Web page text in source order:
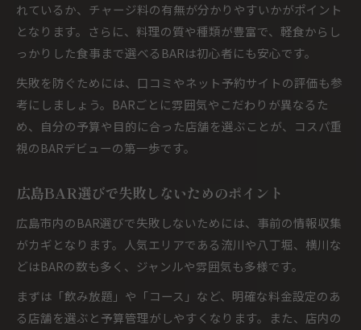
れているか、チャージ料の有無が分かりやすいかがポイント
となります。さらに、料理の質や種類が豊富で、軽食からし
っかりした食事まで選べるBARは初心者にも安心です。
失敗を防ぐためには、口コミやネット予約サイトの評価も参
考にしましょう。BARごとに雰囲気やこだわりが異なるた
め、自分の予算や目的に合った店舗を選ぶことが、コスパ重
視のBARデビューの第一歩です。
広島BAR選びで失敗しないためのポイント
広島市内のBAR選びで失敗しないためには、事前の情報収集
がカギとなります。人気エリアである流川や八丁堀、横川な
どはBARの数も多く、ジャンルや雰囲気も多様です。
まずは「飲み放題」や「コース」など、明確な料金設定のあ
る店舗を選ぶと予算管理がしやすくなります。また、店内の